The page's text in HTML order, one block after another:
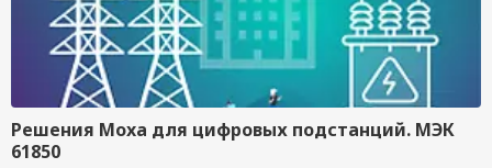
Решения Moxa для цифровых подстанций. МЭК
61850